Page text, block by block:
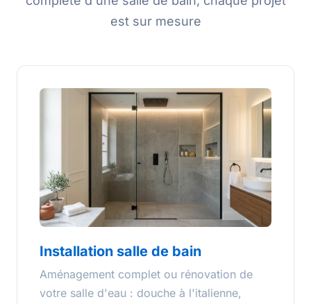
est sur mesure
Installation salle de bain
Aménagement complet ou rénovation de
votre salle d'eau : douche à l'italienne,